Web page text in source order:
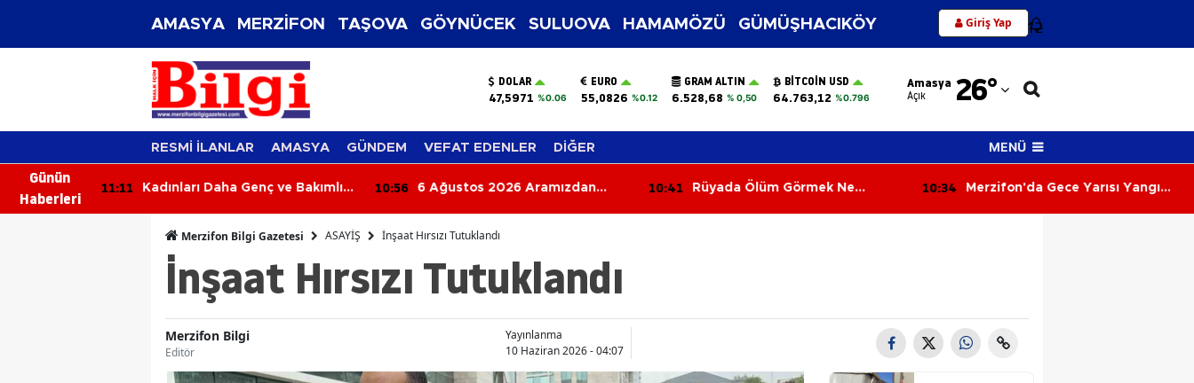
AMASYA MERZİFON TAŞOVA GÖYNÜCEK SULUOVA HAMAMÖZÜ GÜMÜŞHACIKÖY Giriş Yap 12
DOLAR
47,5971 %0.06
EURO
55,0826 %0.12
GRAM ALTIN
6.528,68 % 0,50
BITCOIN USD
64.763,12 %0.796
Amasya
Açık 26°
Adana
Adıyaman
Ağrı
Amasya
Aydın
RESMİ İLANLAR AMASYA GÜNDEM VEFAT EDENLER DİĞER MENÜ
Günün
Haberleri
Sırrı
10:56
6 Ağustos 2026 Aramızdan
10:41
Rüyada Ölüm Görmek Ne
10:34
Merzifon'da Gece Yarısı Yangın!
10:26
Altın Rekora Koşuyor, Dolar ve
Merzifon Bilgi Gazetesi ASAYİŞ İnşaat Hırsızı Tutuklandı
İnşaat Hırsızı Tutuklandı
Merzifon Bilgi
Editör
Yayınlanma
10 Haziran 2026 - 04:07